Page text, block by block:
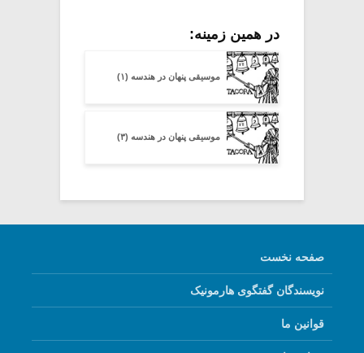
در همین زمینه:
موسیقی پنهان در هندسه (۱)
موسیقی پنهان در هندسه (۳)
صفحه نخست
نویسندگان گفتگوی هارمونیک
قوانین ما